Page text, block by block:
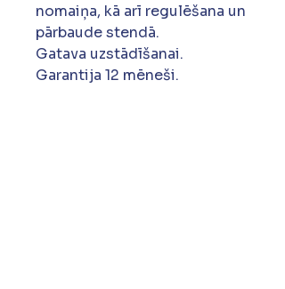
nomaiņa, kā arī regulēšana un
pārbaude stendā.
Gatava uzstādīšanai.
Garantija 12 mēneši.